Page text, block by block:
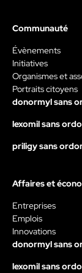
Communauté
Évènements
Initiatives
Organismes et
Portraits citoyens
donormyl sans
lexomil sans
priligy sans
Affaires et
Entreprises
Emplois
Innovations
donormyl sans
lexomil sans